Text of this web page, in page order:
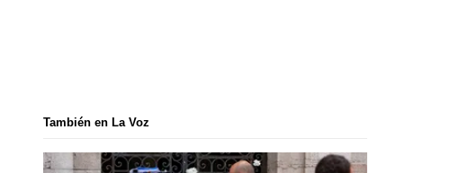
También en La Voz